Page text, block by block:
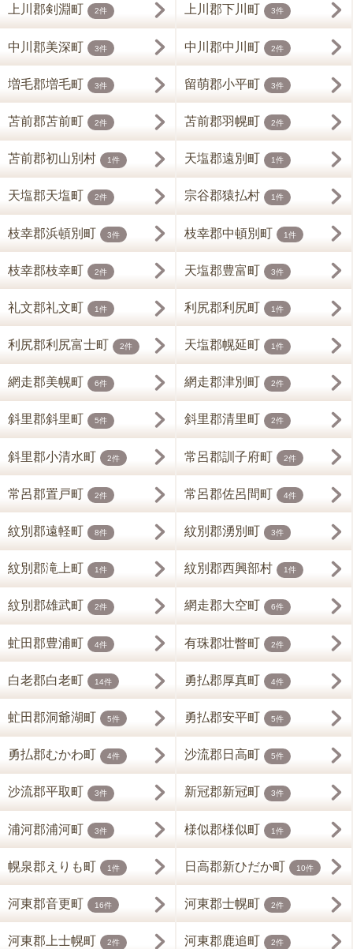
上川郡剣淵町 2件 上川郡下川町 3件
中川郡美深町 3件 中川郡中川町 2件
増毛郡増毛町 3件 留萌郡小平町 3件
苫前郡苫前町 2件 苫前郡羽幌町 2件
苫前郡初山別村 1件 天塩郡遠別町 1件
天塩郡天塩町 2件 宗谷郡猿払村 1件
枝幸郡浜頓別町 3件 枝幸郡中頓別町 1件
枝幸郡枝幸町 2件 天塩郡豊富町 3件
礼文郡礼文町 1件 利尻郡利尻町 1件
利尻郡利尻富士町 2件 天塩郡幌延町 1件
網走郡美幌町 6件 網走郡津別町 2件
斜里郡斜里町 5件 斜里郡清里町 2件
斜里郡小清水町 2件 常呂郡訓子府町 2件
常呂郡置戸町 2件 常呂郡佐呂間町 4件
紋別郡遠軽町 8件 紋別郡湧別町 3件
紋別郡滝上町 1件 紋別郡西興部村 1件
紋別郡雄武町 2件 網走郡大空町 6件
虻田郡豊浦町 4件 有珠郡壮瞥町 2件
白老郡白老町 14件 勇払郡厚真町 4件
虻田郡洞爺湖町 5件 勇払郡安平町 5件
勇払郡むかわ町 4件 沙流郡日高町 5件
沙流郡平取町 3件 新冠郡新冠町 3件
浦河郡浦河町 3件 様似郡様似町 1件
幌泉郡えりも町 1件 日高郡新ひだか町 10件
河東郡音更町 16件 河東郡士幌町 2件
河東郡上士幌町 2件 河東郡鹿追町 2件